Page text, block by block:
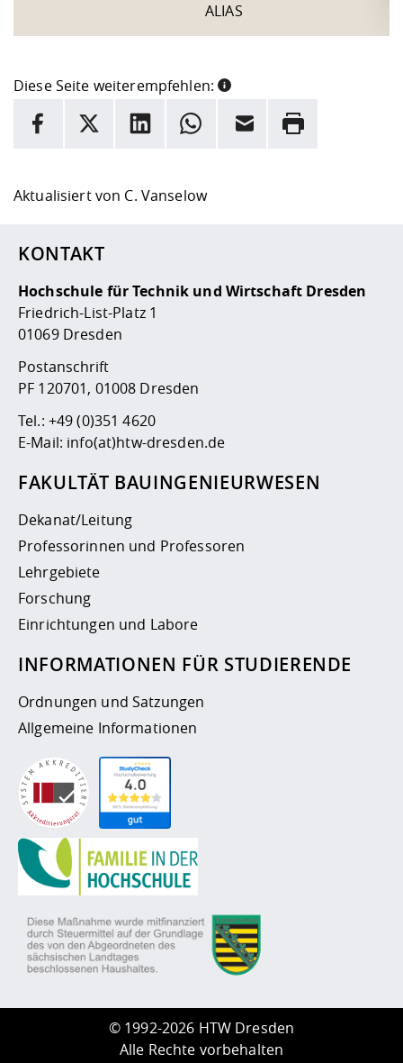
ALIAS
Diese Seite weiterempfehlen:
INFORMATION
Facebook
X LinkedInWhatsappE-Mail Drucken
Aktualisiert von C. Vanselow
KONTAKT
Hochschule für Technik und Wirtschaft Dresden
Friedrich-List-Platz 1
01069 Dresden
Postanschrift
PF 120701, 01008 Dresden
Tel.: +49 (0)351 4620
E-Mail: info(at)htw-dresden.de
FAKULTÄT BAUINGENIEURWESEN
Dekanat/Leitung
Professorinnen und Professoren
Lehrgebiete
Forschung
Einrichtungen und Labore
INFORMATIONEN FÜR STUDIERENDE
Ordnungen und Satzungen
Allgemeine Informationen
© 1992-2026 HTW Dresden
Alle Rechte vorbehalten